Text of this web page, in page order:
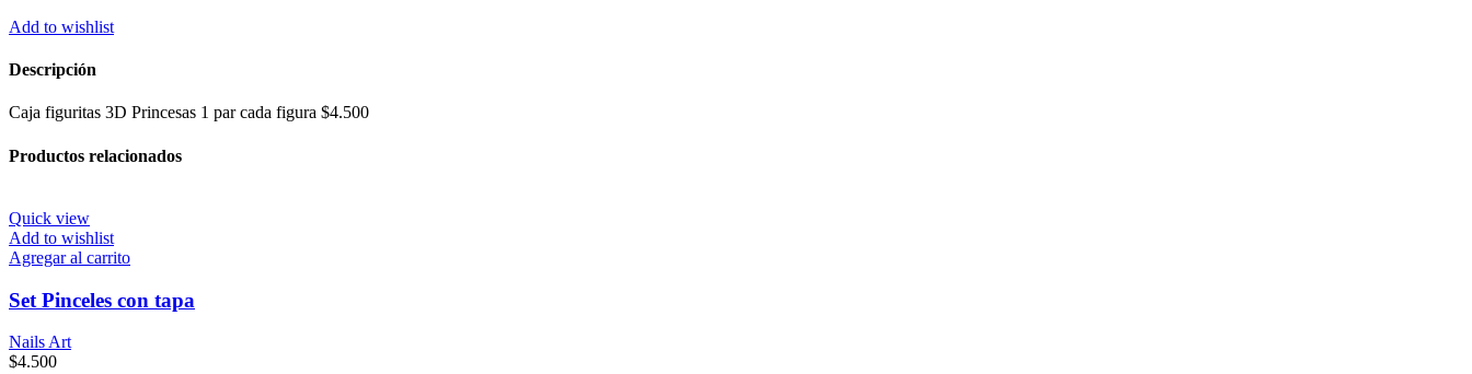
Add to wishlist
Descripción
Caja figuritas 3D Princesas 1 par cada figura $4.500
Productos relacionados
Quick view
Add to wishlist
Agregar al carrito
Set Pinceles con tapa
Nails Art
$4.500